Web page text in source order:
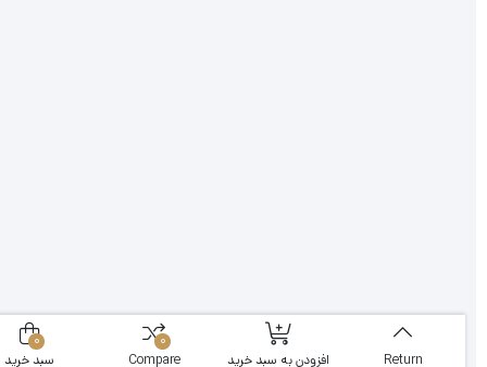
Return افزودن به سبد خرید
0
Compare
0
سبد خرید